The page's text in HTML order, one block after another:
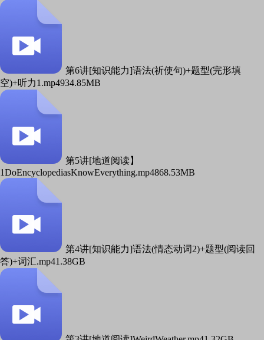
第6讲[知识能力]语法(祈使句)+题型(完形填
空)+听力1.mp4934.85MB
第5讲[地道阅读】
1DoEncyclopediasKnowEverything.mp4868.53MB
第4讲[知识能力]语法(情态动词2)+题型(阅读回
答)+词汇.mp41.38GB